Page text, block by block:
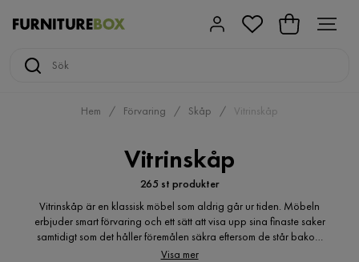
Hem Förvaring Skåp Vitrinskåp
Vitrinskåp
265 st produkter
Vitrinskåp är en klassisk möbel som aldrig går ur tiden. Möbeln
erbjuder smart förvaring och ett sätt att visa upp sina finaste saker
samtidigt som det håller föremålen säkra eftersom de står bakom
glas. I den här kategorin hittar du många fina varianter som
Visa mer